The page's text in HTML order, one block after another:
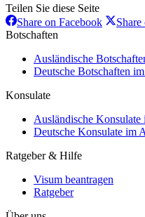
Teilen Sie diese Seite
Share on FacebookShare
Botschaften
Ausländische
Deutsche Botschaften
Konsulate
Ausländische Konsulate
Deutsche Konsulate im
Ratgeber & Hilfe
Visum beantragen
Ratgeber